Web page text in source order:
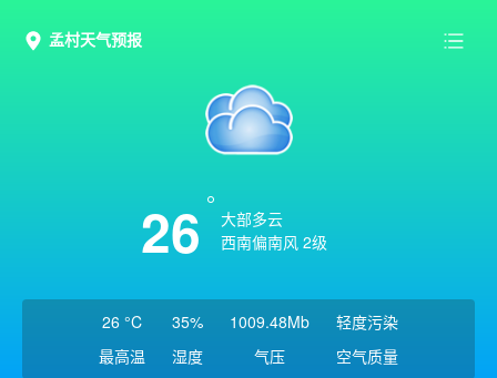
孟村天气预报
26
大部多云
西南偏南风 2级
26 °C
最高温
35%
湿度
1009.48Mb
气压
轻度污染
空气质量